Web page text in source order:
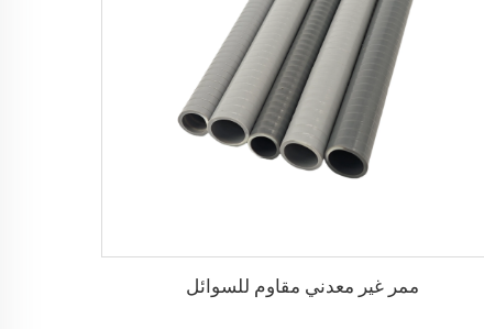
ممر غير معدني مقاوم للسوائل